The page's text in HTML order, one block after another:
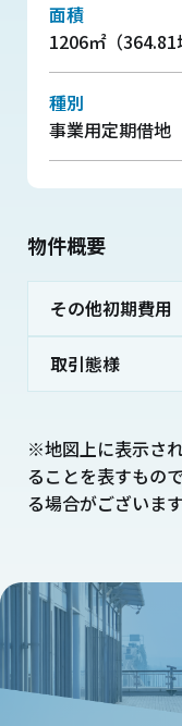
面積
1206㎡（364.81
種別
事業用定期借
物件概要
その他初期費用
取引態様
※地図上に表示さ
ることを表すもの
る場合がございます